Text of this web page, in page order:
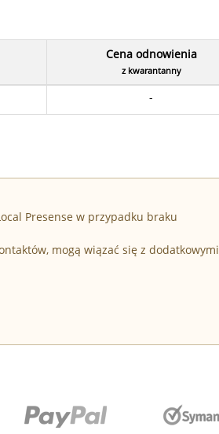
Cena odnowienia
z kwarantanny
-
Presense w przypadku braku
mogą wiązać się z dodatkowymi